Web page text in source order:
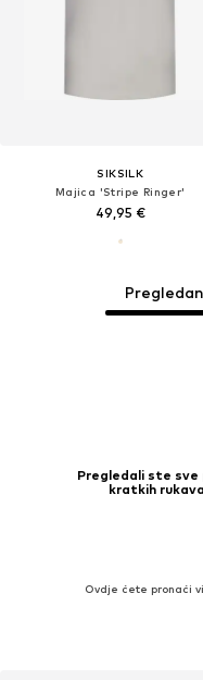
SIKSILK
Majica 'Stripe Ringer'
49,95 €
Pregledali ste
kratkih
Ovdje ćete pronaći